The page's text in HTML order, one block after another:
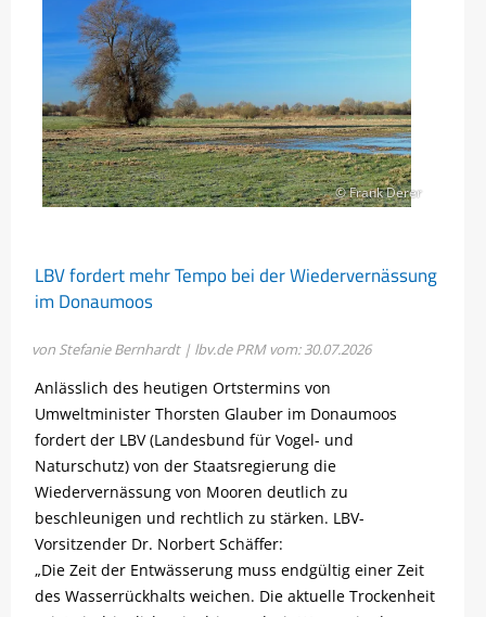
© Frank Derer
LBV fordert mehr Tempo bei der Wiedervernässung
im Donaumoos
von Stefanie Bernhardt | lbv.dePRM vom: 30.07.2026
Anlässlich des heutigen Ortstermins von
Umweltminister Thorsten Glauber im Donaumoos
fordert der LBV (Landesbund für Vogel- und
Naturschutz) von der Staatsregierung die
Wiedervernässung von Mooren deutlich zu
beschleunigen und rechtlich zu stärken. LBV-
Vorsitzender Dr. Norbert Schäffer:
„Die Zeit der Entwässerung muss endgültig einer Zeit
des Wasserrückhalts weichen. Die aktuelle Trockenheit